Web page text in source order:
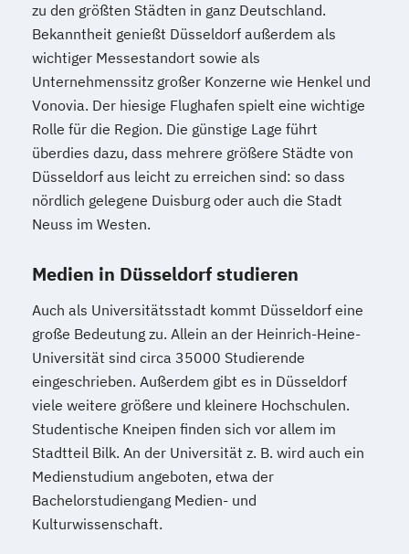
zu den größten Städten in ganz Deutschland.
Bekanntheit genießt Düsseldorf außerdem als
wichtiger Messestandort sowie als
Unternehmenssitz großer Konzerne wie Henkel und
Vonovia. Der hiesige Flughafen spielt eine wichtige
Rolle für die Region. Die günstige Lage führt
überdies dazu, dass mehrere größere Städte von
Düsseldorf aus leicht zu erreichen sind: so dass
nördlich gelegene Duisburg oder auch die Stadt
Neuss im Westen.
Medien in Düsseldorf studieren
Auch als Universitätsstadt kommt Düsseldorf eine
große Bedeutung zu. Allein an der Heinrich-Heine-
Universität sind circa 35000 Studierende
eingeschrieben. Außerdem gibt es in Düsseldorf
viele weitere größere und kleinere Hochschulen.
Studentische Kneipen finden sich vor allem im
Stadtteil Bilk. An der Universität z. B. wird auch ein
Medienstudium angeboten, etwa der
Bachelorstudiengang Medien- und
Kulturwissenschaft.